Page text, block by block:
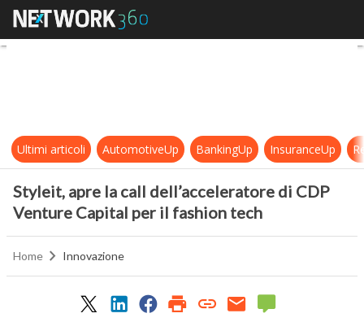
Styleit, apre la call
Ultimi articoli AutomotiveUp BankingUp InsuranceUp
Styleit, apre la call dell’acceleratore di CDP
Venture Capital per il fashion tech
Home Innovazione